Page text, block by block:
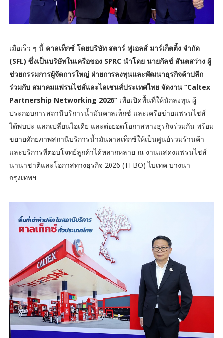
เมื่อเร็ว ๆ นี้คาลเท็กซ์ โดยบริษัท สตาร์ ฟูเอลส์ มาร์เก็ตติ้ง จำกัด
(SFL) ซึ่งเป็นบริษัทในเครือของ SPRC นำโดย นายกัลช์ สันตสว่าง ผู้
ช่วยกรรมการผู้จัดการใหญ่ ฝ่ายการลงทุนและพัฒนาธุรกิจค้าปลีก
ร่วมกับ สมาคมแฟรนไชส์และไลเซนส์ประเทศไทย จัดงาน “Caltex
Partnership Networking 2026”เพื่อเปิดพื้นที่ให้นักลงทุน ผู้
ประกอบการสถานีบริการน้ำมันคาลเท็กซ์ และเครือข่ายแฟรนไชส์
ได้พบปะ แลกเปลี่ยนไอเดีย และต่อยอดโอกาสทางธุรกิจร่วมกัน พร้อม
ขยายศักยภาพสถานีบริการน้ำมันคาลเท็กซ์ให้เป็นศูนย์รวมร้านค้า
และบริการที่ตอบโจทย์ลูกค้าได้หลากหลาย ณ งานแสดงแฟรนไชส์
นานาชาติและโอกาสทางธุรกิจ 2026 (TFBO) ไบเทค บางนา
กรุงเทพฯ